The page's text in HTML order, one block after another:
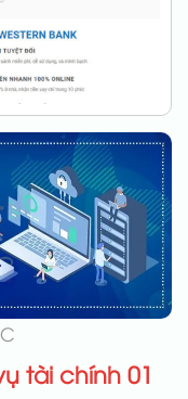
tài chính 01